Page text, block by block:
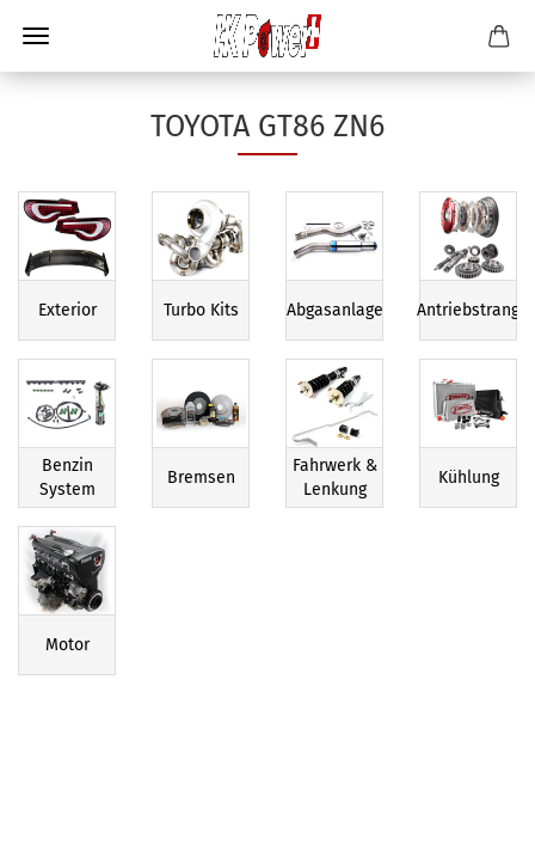
TOYOTA GT86 ZN6
Exterior Turbo Kits Abgasanlage Antriebstrang
Benzin
System
Bremsen
Fahrwerk &
Lenkung
Kühlung
Motor